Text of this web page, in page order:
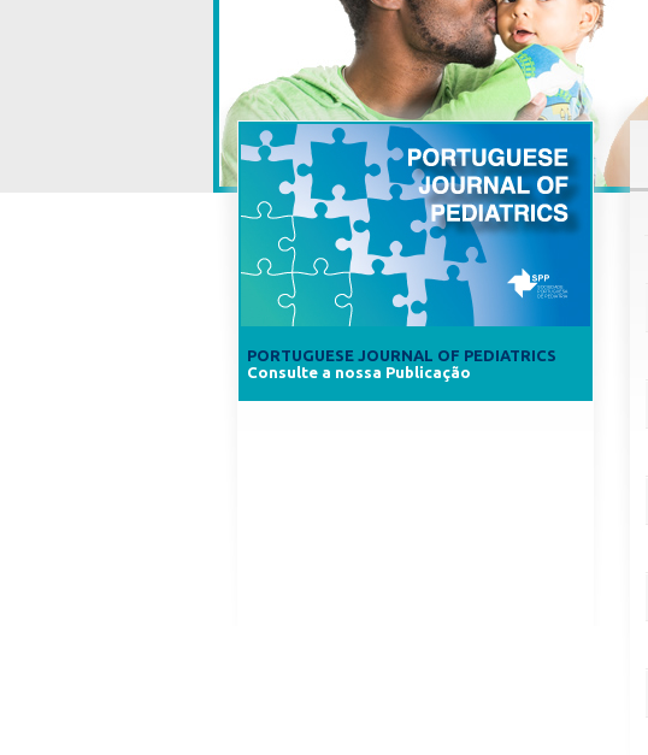
PORTUGUESE JOURNAL OF PEDIATRICS
Consulte a nossa Publicação